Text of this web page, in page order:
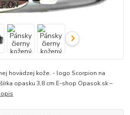
hovädzej kože. - logo Scorpion na
opasku 3,8 cm E-shop Opasok.sk –